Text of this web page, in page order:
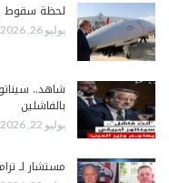
لحظة سقوط
يوليو 26, 2026
شاهد..
بالفاشلين
يوليو 22, 2026
مستشار لـ